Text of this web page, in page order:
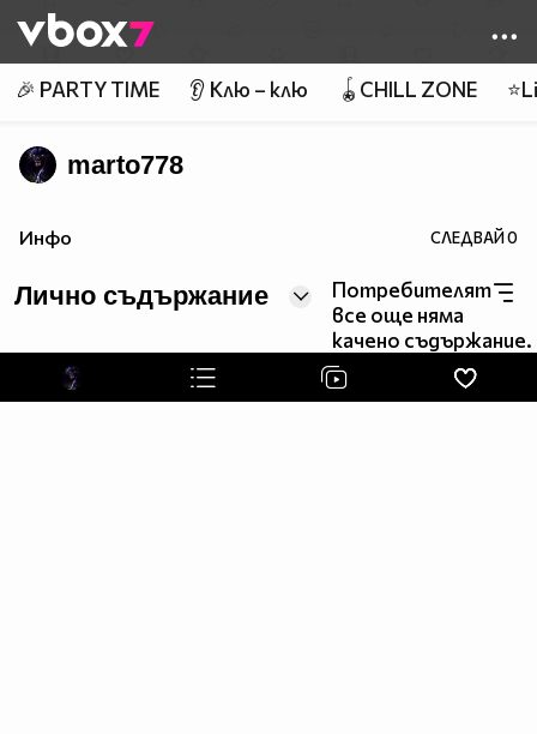
👾
🎉 PARTY TIME 👂 Клю – клю 🪀CHILL ZONE
marto778
Инфо СЛЕДВАЙ0
Лично съдържание
Потребителят
все още няма
качено съдържание.